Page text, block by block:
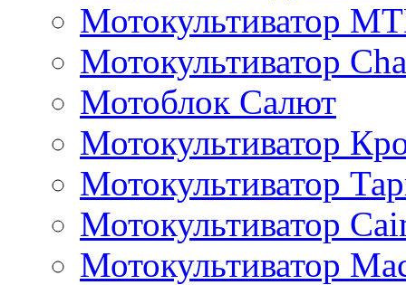
Мотокультиватор
Мотокультиватор
Мотоблок Салют
Мотокультиватор
Мотокультиватор
Мотокультиватор
Мотокультиватор